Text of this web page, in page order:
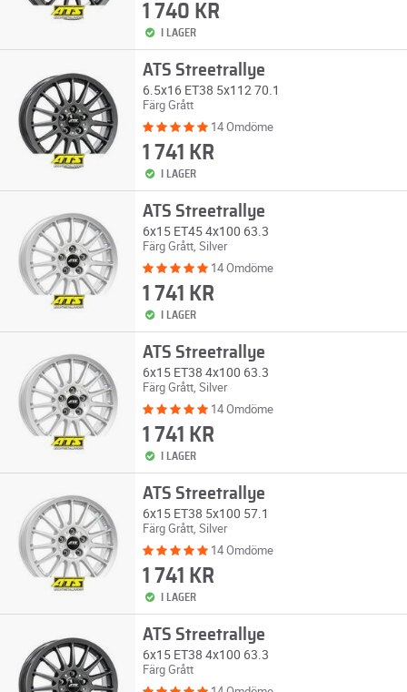
1 740 KR
I LAGER
ATS Streetrallye
6.5x16 ET38 5x112 70.1
Färg Grått
14 Omdöme
1 741 KR
I LAGER
ATS Streetrallye
6x15 ET45 4x100 63.3
Färg Grått, Silver
14 Omdöme
1 741 KR
I LAGER
ATS Streetrallye
6x15 ET38 4x100 63.3
Färg Grått, Silver
14 Omdöme
1 741 KR
I LAGER
ATS Streetrallye
6x15 ET38 5x100 57.1
Färg Grått, Silver
14 Omdöme
1 741 KR
I LAGER
ATS Streetrallye
6x15 ET38 4x100 63.3
Färg Grått